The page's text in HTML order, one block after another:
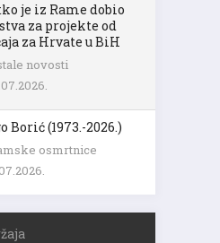
je iz Rame dobio
za projekte od
za Hrvate u BiH
novosti
Borić (1973.-2026.)
osmrtnice